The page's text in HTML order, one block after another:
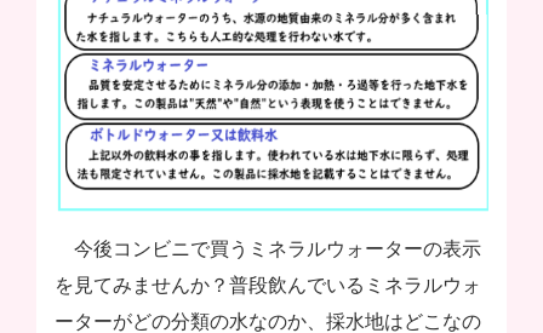
今後コンビニで買うミネラルウォーターの表示
を見てみませんか？普段飲んでいるミネラルウォ
ーターがどの分類の水なのか、採水地はどこなの